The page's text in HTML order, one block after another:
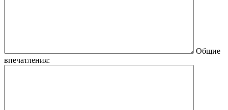
Общие
впечатления: